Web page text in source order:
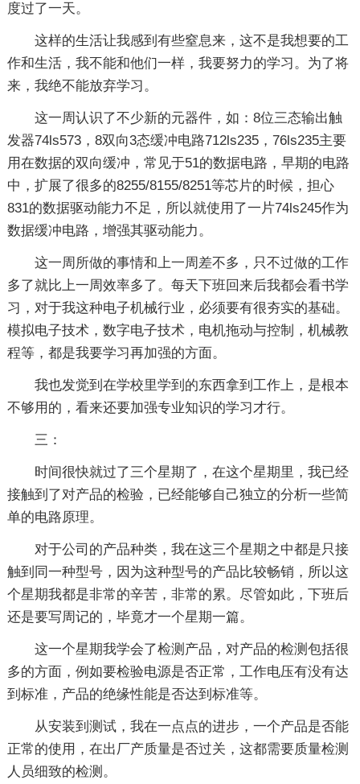
度过了一天。
这样的生活让我感到有些窒息来，这不是我想要的工
作和生活，我不能和他们一样，我要努力的学习。为了将
来，我绝不能放弃学习。
这一周认识了不少新的元器件，如：8位三态输出触
发器74ls573，8双向3态缓冲电路712ls235，76ls235主要
用在数据的双向缓冲，常见于51的数据电路，早期的电路
中，扩展了很多的8255/8155/8251等芯片的时候，担心
831的数据驱动能力不足，所以就使用了一片74ls245作为
数据缓冲电路，增强其驱动能力。
这一周所做的事情和上一周差不多，只不过做的工作
多了就比上一周效率多了。每天下班回来后我都会看书学
习，对于我这种电子机械行业，必须要有很夯实的基础。
模拟电子技术，数字电子技术，电机拖动与控制，机械教
程等，都是我要学习再加强的方面。
我也发觉到在学校里学到的东西拿到工作上，是根本
不够用的，看来还要加强专业知识的学习才行。
三：
时间很快就过了三个星期了，在这个星期里，我已经
接触到了对产品的检验，已经能够自己独立的分析一些简
单的电路原理。
对于公司的产品种类，我在这三个星期之中都是只接
触到同一种型号，因为这种型号的产品比较畅销，所以这
个星期我都是非常的辛苦，非常的累。尽管如此，下班后
还是要写周记的，毕竟才一个星期一篇。
这一个星期我学会了检测产品，对产品的检测包括很
多的方面，例如要检验电源是否正常，工作电压有没有达
到标准，产品的绝缘性能是否达到标准等。
从安装到测试，我在一点点的进步，一个产品是否能
正常的使用，在出厂产质量是否过关，这都需要质量检测
人员细致的检测。